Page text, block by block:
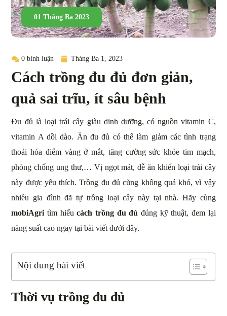
01 Tháng Ba 2023
0 bình luận Tháng Ba 1, 2023
Cách trồng đu đủ đơn giản,
quả sai trĩu, ít sâu bệnh
Đu đủ là loại trái cây giàu dinh dưỡng, có nguồn vitamin C,
vitamin A dồi dào. Ăn đu đủ có thể làm giảm các tình trạng
thoái hóa điểm vàng ở mắt, tăng cường sức khỏe tim mạch,
phòng chống ung thư,… Vị ngọt mát, dễ ăn khiến loại trái cây
này được yêu thích. Trồng đu đủ cũng không quá khó, vì vậy
nhiều gia đình đã tự trồng loại cây này tại nhà. Hãy cùng
mobiAgri tìm hiểucách trồng đu đủ đúng kỹ thuật, đem lại
năng suất cao ngay tại bài viết dưới đây.
Nội dung bài viết
Thời vụ trồng đu đủ